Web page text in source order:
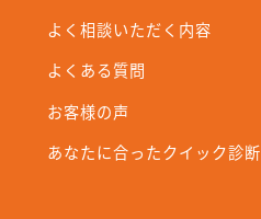
よく相談いただく内容
よくある質問
お客様の声
あなたに合ったクイック診断